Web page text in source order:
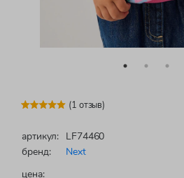
(1 отзыв)
артикул: LF74460
бренд:
Next
цена: